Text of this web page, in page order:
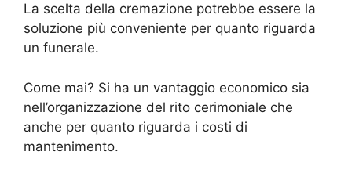
La scelta della cremazione potrebbe essere la
soluzione più conveniente per quanto riguarda
un funerale.
Come mai? Si ha un vantaggio economico sia
nell’organizzazione del rito cerimoniale che
anche per quanto riguarda i costi di
mantenimento.